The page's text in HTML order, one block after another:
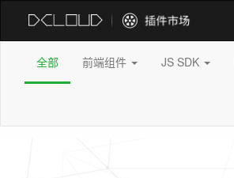
全部 前端组件 JS SDK